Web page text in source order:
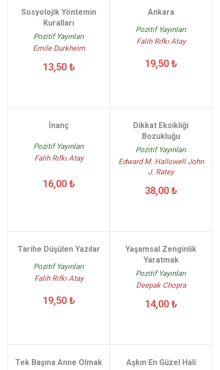
Sosyolojik Yöntemin
Kuralları
Pozitif Yayınları
Emile Durkheim
13,50 ₺
Ankara
Pozitif Yayınları
Falih Rıfkı Atay
19,50 ₺
İnanç
Pozitif Yayınları
Falih Rıfkı Atay
16,00 ₺
Dikkat Eksikliği
Bozukluğu
Pozitif Yayınları
Edward M. Hallowell John
J. Ratey
38,00 ₺
Tarihe Düşülen Yazılar
Pozitif Yayınları
Falih Rıfkı Atay
19,50 ₺
Yaşamsal Zenginlik
Yaratmak
Pozitif Yayınları
Deepak Chopra
14,00 ₺
Tek Başına Anne Olmak Aşkın En Güzel Hali